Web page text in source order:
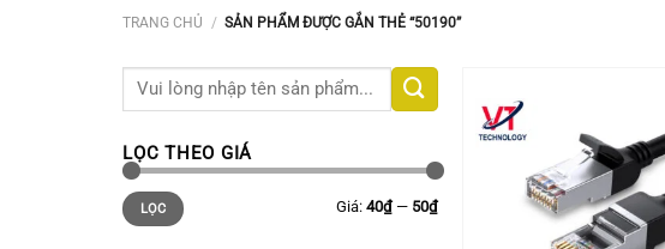
TRANG CHỦ / SẢN PHẨM ĐƯỢC GẮN THẺ “50190”
Tìm
LỌC THEO GIÁ
Giá
thấp
nhất
Giá
cao
nhất
LỌC Giá: 40₫— 50₫